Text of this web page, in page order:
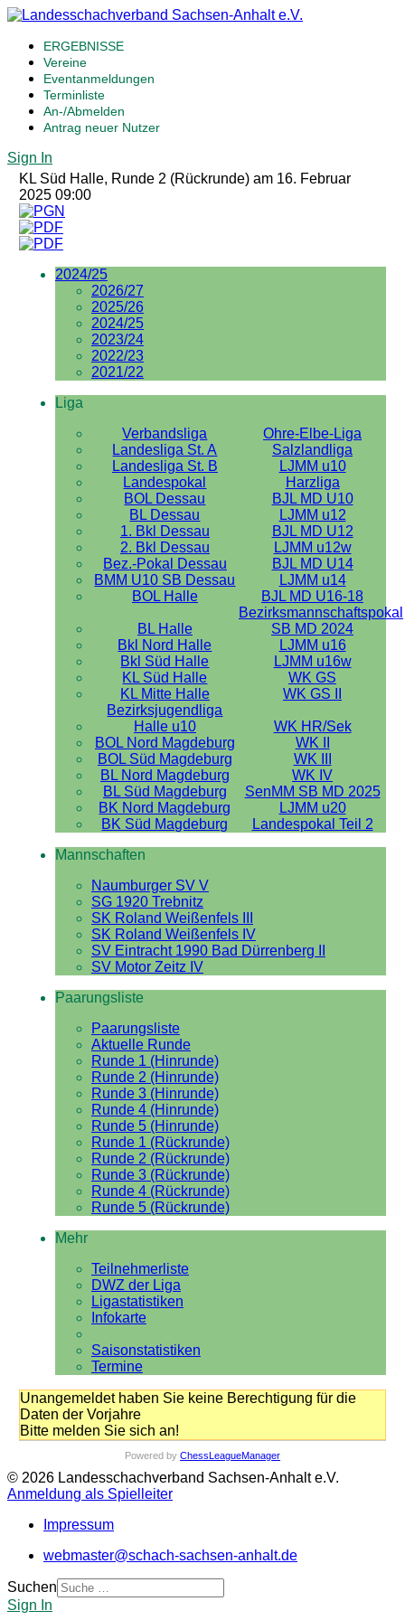
ERGEBNISSE
Vereine
Eventanmeldungen
Terminliste
An-/Abmelden
Antrag neuer Nutzer
Sign In
KL Süd Halle, Runde 2 (Rückrunde) am 16. Februar
2025 09:00
2024/25
2026/27
2025/26
2024/25
2023/24
2022/23
2021/22
Liga
Verbandsliga
Ohre-Elbe-Liga
Landesliga St. A
Salzlandliga
Landesliga St. B
LJMM u10
Landespokal
Harzliga
BOL Dessau
BJL MD U10
BL Dessau
LJMM u12
1. Bkl Dessau
BJL MD U12
2. Bkl Dessau
LJMM u12w
Bez.-Pokal Dessau
BJL MD U14
BMM U10 SB Dessau
LJMM u14
BOL Halle
BJL MD U16-18
BL Halle
Bezirksmannschaftspokal
SB MD 2024
Bkl Nord Halle
LJMM u16
Bkl Süd Halle
LJMM u16w
KL Süd Halle
WK GS
KL Mitte Halle
WK GS II
Bezirksjugendliga
Halle u10
WK HR/Sek
BOL Nord Magdeburg
WK II
BOL Süd Magdeburg
WK III
BL Nord Magdeburg
WK IV
BL Süd Magdeburg
SenMM SB MD 2025
BK Nord Magdeburg
LJMM u20
BK Süd Magdeburg
Landespokal Teil 2
Mannschaften
Naumburger SV V
SG 1920 Trebnitz
SK Roland Weißenfels III
SK Roland Weißenfels IV
SV Eintracht 1990 Bad Dürrenberg II
SV Motor Zeitz IV
Paarungsliste
Paarungsliste
Aktuelle Runde
Runde 1 (Hinrunde)
Runde 2 (Hinrunde)
Runde 3 (Hinrunde)
Runde 4 (Hinrunde)
Runde 5 (Hinrunde)
Runde 1 (Rückrunde)
Runde 2 (Rückrunde)
Runde 3 (Rückrunde)
Runde 4 (Rückrunde)
Runde 5 (Rückrunde)
Mehr
Teilnehmerliste
DWZ der Liga
Ligastatistiken
Infokarte
Saisonstatistiken
Termine
Unangemeldet haben Sie keine Berechtigung für die
Daten der Vorjahre
Bitte melden Sie sich an!
Powered by ChessLeagueManager
© 2026 Landesschachverband Sachsen-Anhalt e.V.
Anmeldung als Spielleiter
Impressum
webmaster@schach-sachsen-anhalt.de
Suchen
Sign In